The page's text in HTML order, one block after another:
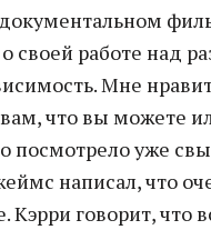
своей работе над
Мне
что вы можете
посмотрело уже
написал, что
Кэрри говорит, что